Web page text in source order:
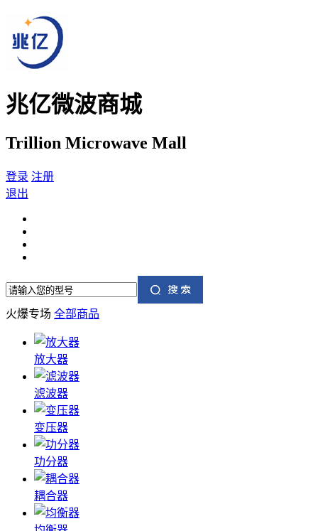
兆亿微波商城
Trillion Microwave Mall
登录 注册
退出
火爆专场 全部商品
放大器
滤波器
变压器
功分器
耦合器